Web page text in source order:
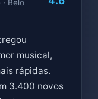
Belo
musical,
rápidas.
3.400 novos